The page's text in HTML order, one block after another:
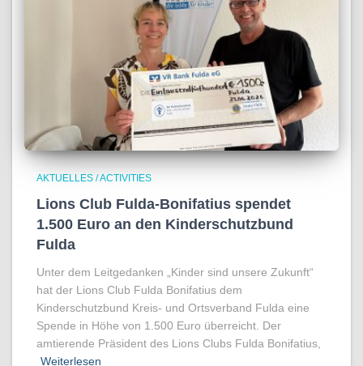
AKTUELLES / ACTIVITIES
Lions Club Fulda-Bonifatius spendet
1.500 Euro an den Kinderschutzbund
Fulda
Unter dem Leitgedanken „Kinder sind unsere Zukunft“
hat der Lions Club Fulda Bonifatius dem
Kinderschutzbund Kreis- und Ortsverband Fulda eine
Spende in Höhe von 1.500 Euro überreicht. Der
amtierende Präsident des Lions Clubs Fulda Bonifatius,
Weiterlesen